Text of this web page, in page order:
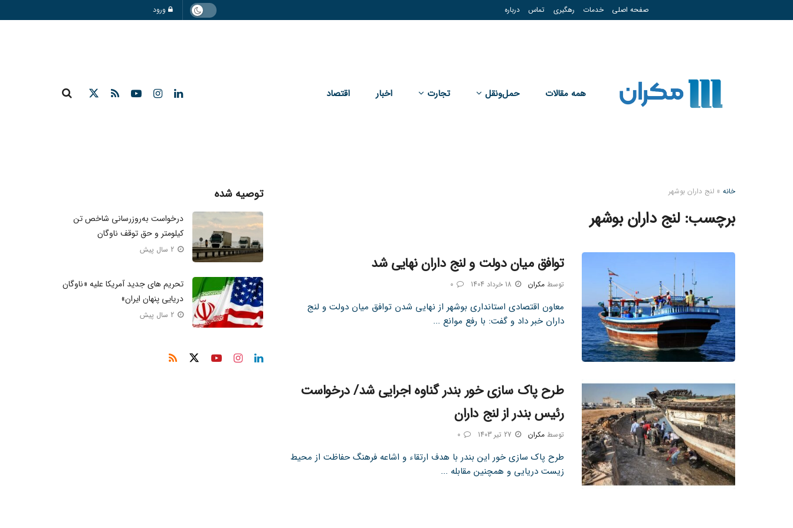
صفحه اصلی خدمات رهگیری تماس درباره ورود
همه مقالات حمل‌و‌نقل تجارت اخبار اقتصاد
خانه » لنج داران بوشهر
برچسب:لنج داران بوشهر
توافق میان دولت و لنج‌ داران نهایی شد
توسط مکران 18 خرداد 1404 0
معاون اقتصادی استانداری بوشهر از نهایی شدن توافق میان دولت و لنج
داران خبر داد و گفت: با رفع موانع ...
طرح پاک سازی خور بندر گناوه اجرایی شد/ درخواست
رئیس بندر از لنج داران
توسط مکران 0
طرح پاک سازی خور این بندر با هدف ارتقاء و اشاعه فرهنگ حفاظت از محیط
زیست دریایی و همچنین مقابله ...
توصیه شده
درخواست به‌روزرسانی شاخص تن
کیلومتر و حق توقف ناوگان
2 سال پیش
تحریم‌ های جدید آمریکا علیه «ناوگان
دریایی پنهان ایران»
2 سال پیش